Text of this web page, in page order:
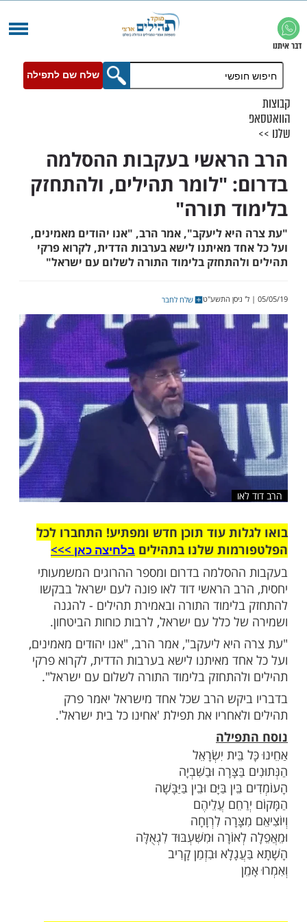
שלח שם לתפילה
בעקבות ההסלמה
"לומר תהילים, ולהתחזק
תורה"
ליעקב", אמר הרב, "אנו יהודים מאמינים,
מאיתנו לישא בערבות הדדית, לקרוא פרקי
בלימוד התורה לשלום עם ישראל"
שלח לחבר
עוד תוכן חדש ומפתיע! התחברו לכל
שלנו בתהילים בלחיצה כאן >>>​
בדרום ומספר ההרוגים המשמעותי
הראשי דוד לאו פונה לעם ישראל בבקשו
התורה ובאמירת תהילים - להגנה
כלל עם ישראל, לרבות כוחות הביטחון.
ליעקב", אמר הרב, "אנו יהודים מאמינים,
מאיתנו לישא בערבות הדדית, לקרוא פרקי
בלימוד התורה לשלום עם ישראל".
הרב שכל אחד מישראל יאמר פרק